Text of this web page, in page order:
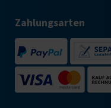
Zahlungsarten